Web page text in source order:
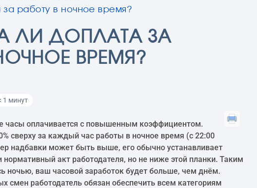
за работу в ночное время?
ЛИ ДОПЛАТА ЗА
ВРЕМЯ?
1 минут
часы оплачивается с повышенным коэффициентом.
сверху за каждый час работы в ночное время (с 22:00
надбавки может быть выше, его обычно устанавливает
нормативный акт работодателя, но не ниже этой планки. Таким
ночью, ваш часовой заработок будет больше, чем днём.
смен работодатель обязан обеспечить всем категориям